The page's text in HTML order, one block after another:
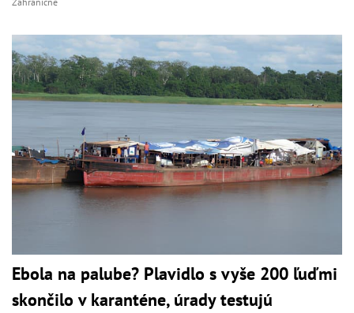
Ebola na palube? Plavidlo s vyše 200 ľuďmi
skončilo v karanténe, úrady testujú